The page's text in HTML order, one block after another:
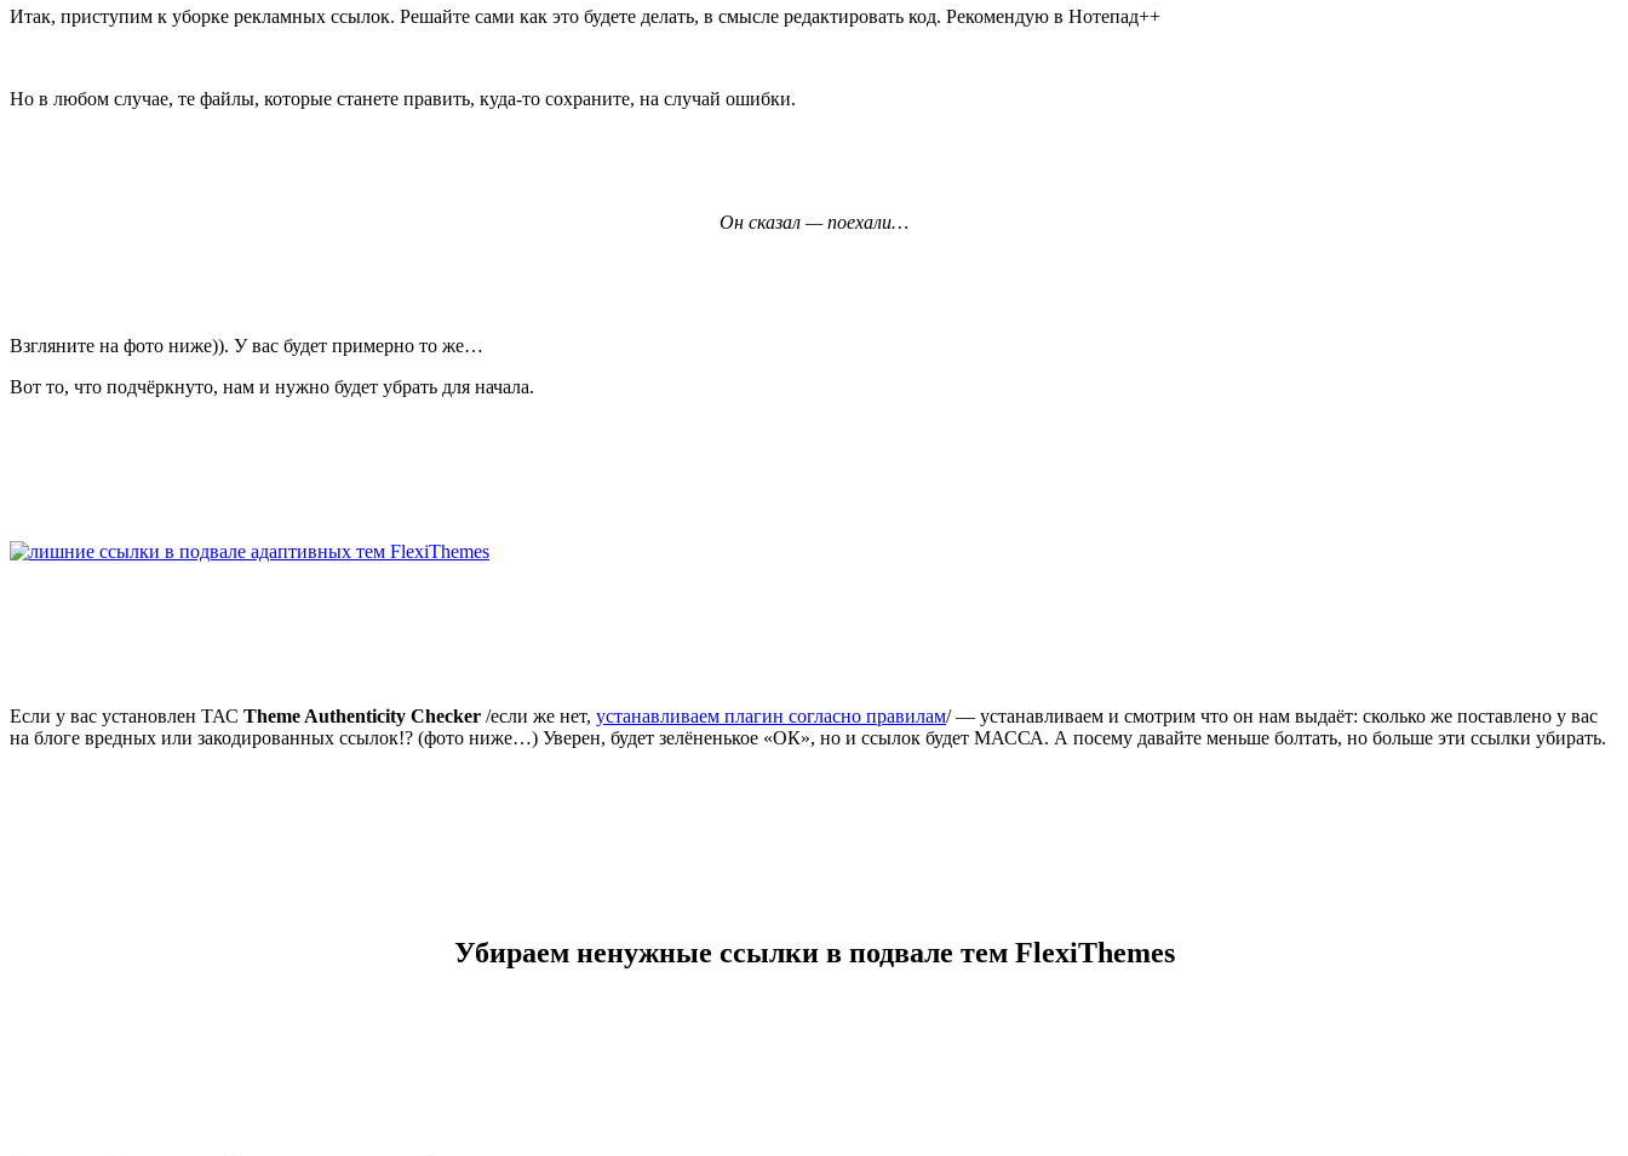
Итак, приступим к уборке рекламных ссылок. Решайте сами как это будете делать, в смысле редактировать код. Рекомендую в Нотепад++
Но в любом случае, те файлы, которые станете править, куда-то сохраните, на случай ошибки.
Он сказал — поехали…
Взгляните на фото ниже)). У вас будет примерно то же…
Вот то, что подчёркнуто, нам и нужно будет убрать для начала.
Если у вас установлен ТАС Theme Authenticity Checker /если же нет, устанавливаем плагин согласно правилам/ — устанавливаем и смотрим что он нам выдаёт: сколько же поставлено у вас
на блоге вредных или закодированных ссылок!? (фото ниже…) Уверен, будет зелёненькое «ОК», но и ссылок будет МАССА. А посему давайте меньше болтать, но больше эти ссылки убирать.
Убираем ненужные ссылки в подвале тем FlexiThemes